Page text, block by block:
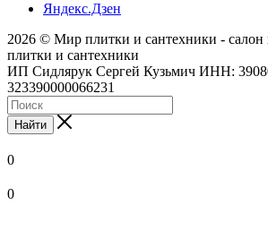
Яндекс.Дзен
2026 © Мир плитки и сантехники - салон
плитки и сантехники
ИП Сидлярук Сергей Кузьмич ИНН:
323390000066231
Найти
0
0